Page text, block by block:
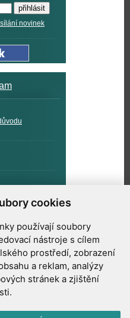
cookies
používají soubory
nástroje s cílem
prostředí, zobrazení
a reklam, analýzy
stránek a zjištění
novinek
organizace, Vsetínská 78, 757